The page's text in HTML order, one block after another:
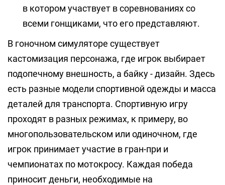
в котором участвует в соревнованиях со
всеми гонщиками, что его представляют.
В гоночном симуляторе существует
кастомизация персонажа, где игрок выбирает
подопечному внешность, а байку - дизайн. Здесь
есть разные модели спортивной одежды и масса
деталей для транспорта. Спортивную игру
проходят в разных режимах, к примеру, во
многопользовательском или одиночном, где
игрок принимает участие в гран-при и
чемпионатах по мотокросу. Каждая победа
приносит деньги, необходимые на